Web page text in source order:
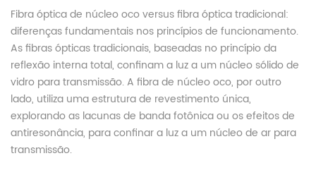
Fibra óptica de núcleo oco versus fibra óptica tradicional:
diferenças fundamentais nos princípios de funcionamento.
As fibras ópticas tradicionais, baseadas no princípio da
reflexão interna total, confinam a luz a um núcleo sólido de
vidro para transmissão. A fibra de núcleo oco, por outro
lado, utiliza uma estrutura de revestimento única,
explorando as lacunas de banda fotônica ou os efeitos de
antiresonância, para confinar a luz a um núcleo de ar para
transmissão.